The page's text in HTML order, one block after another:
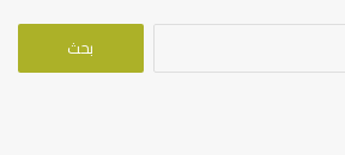
البحث